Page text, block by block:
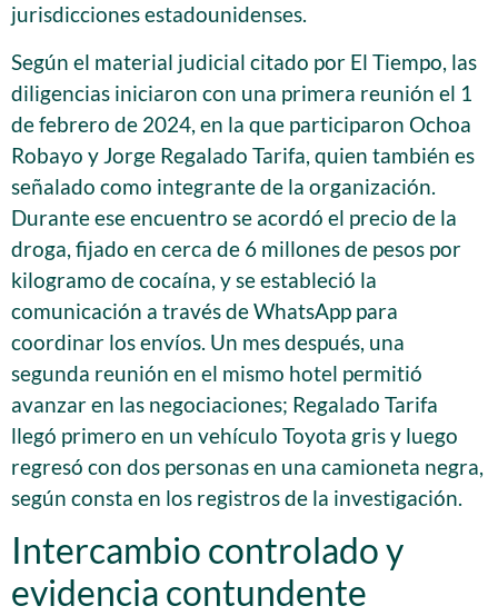
jurisdicciones estadounidenses.
Según el material judicial citado por El Tiempo, las
diligencias iniciaron con una primera reunión el 1
de febrero de 2024, en la que participaron Ochoa
Robayo y Jorge Regalado Tarifa, quien también es
señalado como integrante de la organización.
Durante ese encuentro se acordó el precio de la
droga, fijado en cerca de 6 millones de pesos por
kilogramo de cocaína, y se estableció la
comunicación a través de WhatsApp para
coordinar los envíos. Un mes después, una
segunda reunión en el mismo hotel permitió
avanzar en las negociaciones; Regalado Tarifa
llegó primero en un vehículo Toyota gris y luego
regresó con dos personas en una camioneta negra,
según consta en los registros de la investigación.
Intercambio controlado y
evidencia contundente